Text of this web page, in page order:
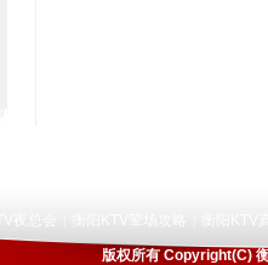
版权所有 Copyright(C)